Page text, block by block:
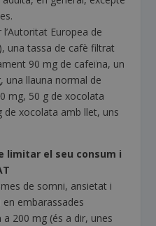
Europea de
una tassa de cafè filtrat
90 mg de cafeïna, un
una llauna normal de
mg, 50 g de xocolata
de xocolata amb llet, uns
limitar el seu consum i
de somni, ansietat i
embarassades
a 200 mg (és a dir, unes